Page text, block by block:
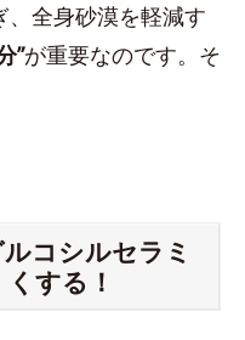
全身砂漠を軽減す
”が重要なのです。そ
コシルセラミ
する！